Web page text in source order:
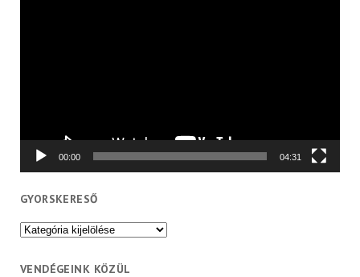
00:00 04:31
GYORSKERESŐ
Gyorskereső
VENDÉGEINK KÖZÜL